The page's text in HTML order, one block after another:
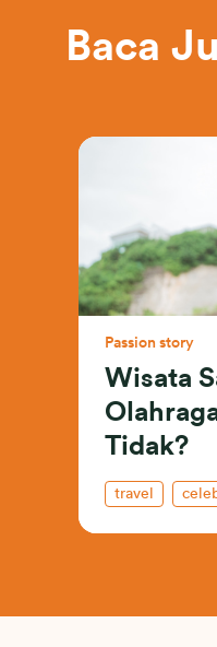
Baca
Passion story
Wisata
Tidak?
travel